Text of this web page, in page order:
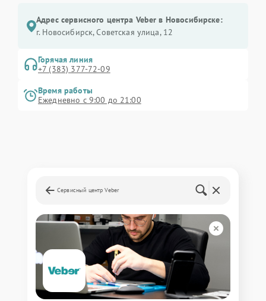
Адрес сервисного центра Veber в Новосибирске:
г. Новосибирск, Советская улица, 12
Горячая линия
+7 (383) 377-72-09
Время работы
Ежедневно с 9:00 до 21:00
Сервисный центр Veber